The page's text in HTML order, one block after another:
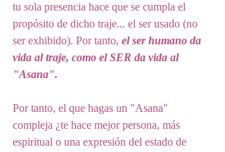
tu sola presencia hace que se cumpla el
propósito de dicho traje... el ser usado (no
ser exhibido). Por tanto, el ser humano da
vida al traje, como el SER da vida al
"Asana".
Por tanto, el que hagas un "Asana"
compleja ¿te hace mejor persona, más
espiritual o una expresión del estado de